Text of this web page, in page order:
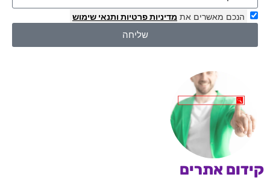
הנכם מאשרים את מדיניות פרטיות ותנאי שימוש
שליחה
קידום אתרים